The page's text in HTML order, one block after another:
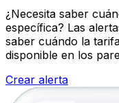
¿Necesita saber
específica? Las
saber cuándo la
disponible en los
Crear alerta